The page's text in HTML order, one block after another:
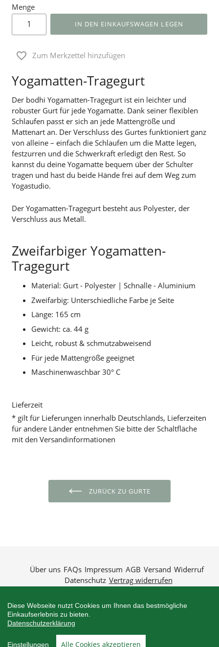
Menge
IN DEN EINKAUFSWAGEN LEGEN
Zum Merkzettel hinzufügen
Yogamatten-Tragegurt
Der bodhi Yogamatten-Tragegurt ist ein leichter und
robuster Gurt für jede Yogamatte. Dank seiner flexiblen
Schlaufen passt er sich an jede Mattengröße und
Mattenart an. Der Verschluss des Gurtes funktioniert ganz
von alleine – einfach die Schlaufen um die Matte legen,
festzurren und die Schwerkraft erledigt den Rest. So
kannst du deine Yogamatte bequem über der Schulter
tragen und hast du beide Hände frei auf dem Weg zum
Yogastudio.
Der Yogamatten-Tragegurt besteht aus Polyester, der
Verschluss aus Metall.
Zweifarbiger Yogamatten-
Tragegurt
Material: Gurt - Polyester | Schnalle - Aluminium
Zweifarbig: Unterschiedliche Farbe je Seite
Länge: 165 cm
Gewicht: ca. 44 g
Leicht, robust & schmutzabweisend
Für jede Mattengröße geeignet
Maschinenwaschbar 30° C
Lieferzeit
* gilt für Lieferungen innerhalb Deutschlands, Lieferzeiten
für andere Länder entnehmen Sie bitte der Schaltfläche
mit den Versandinformationen
ZURÜCK ZU GURTE
Über uns FAQs Impressum AGB Versand Widerruf
Datenschutz Vertrag widerrufen
Zahlungsarten
Diese Webseite nutzt Cookies um Ihnen das bestmögliche
Einkaufserlebnis zu bieten.
Datenschutzerklärung
Einstellungen Alle Cookies akzeptieren